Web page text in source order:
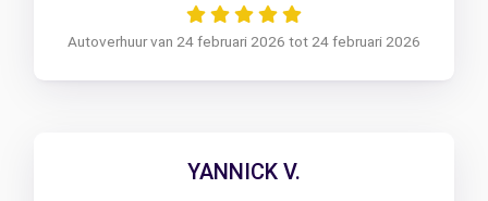
Autoverhuur van 24 februari 2026 tot 24 februari 2026
YANNICK V.